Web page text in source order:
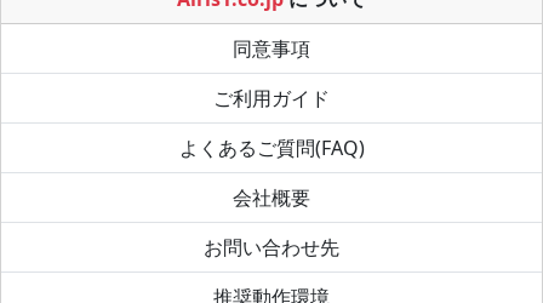
同意事項
ご利用ガイド
よくあるご質問(FAQ)
会社概要
お問い合わせ先
推奨動作環境